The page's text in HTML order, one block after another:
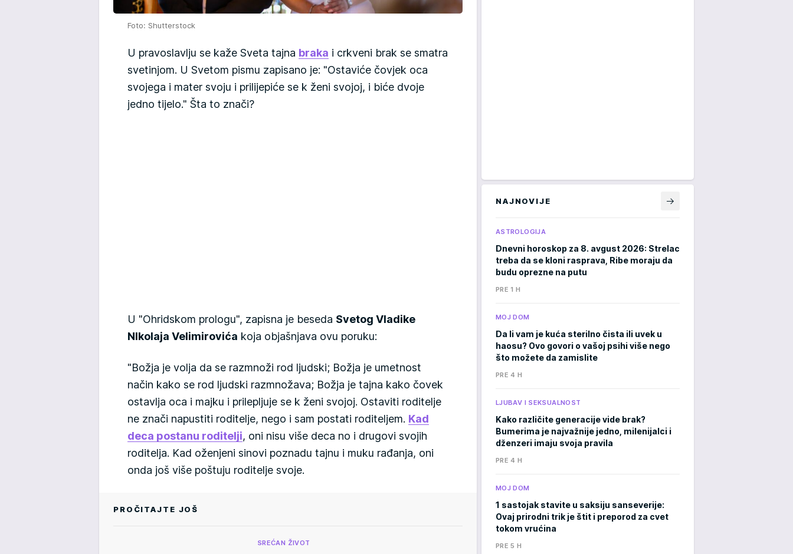
Foto: Shutterstock
U pravoslavlju se kaže Sveta tajna braka i crkveni brak se smatra
svetinjom. U Svetom pismu zapisano je: "Ostaviće čovjek oca
svojega i mater svoju i prilijepiće se k ženi svojoj, i biće dvoje
jedno tijelo." Šta to znači?
U "Ohridskom prologu", zapisna je beseda Svetog Vladike
NIkolaja Velimirovića koja objašnjava ovu poruku:
"Božja je volja da se razmnoži rod ljudski; Božja je umetnost
način kako se rod ljudski razmnožava; Božja je tajna kako čovek
ostavlja oca i majku i prilepljuje se k ženi svojoj. Ostaviti roditelje
ne znači napustiti roditelje, nego i sam postati roditeljem. Kad
deca postanu roditelji, oni nisu više deca no i drugovi svojih
roditelja. Kad oženjeni sinovi poznadu tajnu i muku rađanja, oni
onda još više poštuju roditelje svoje.
PROČITAJTE JOŠ
SREĆAN ŽIVOT
NAJNOVIJE
ASTROLOGIJA
Dnevni horoskop za 8. avgust 2026: Strelac
treba da se kloni rasprava, Ribe moraju da
budu oprezne na putu
PRE 1 H
MOJ DOM
Da li vam je kuća sterilno čista ili uvek u
haosu? Ovo govori o vašoj psihi više nego
što možete da zamislite
PRE 4 H
LJUBAV I SEKSUALNOST
Kako različite generacije vide brak?
Bumerima je najvažnije jedno, milenijalci i
dženzeri imaju svoja pravila
PRE 4 H
MOJ DOM
1 sastojak stavite u saksiju sanseverije:
Ovaj prirodni trik je štit i preporod za cvet
tokom vrućina
PRE 5 H